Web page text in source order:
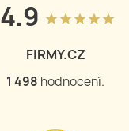
4.9 grade grade grade grade grade
FIRMY.CZ
1 502 hodnocení.